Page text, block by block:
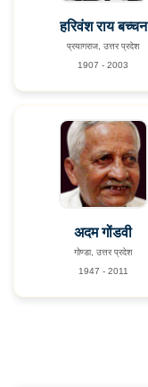
हरिवंश राय बच्चन
प्रयागराज, उत्तर प्रदेश
1907 - 2003
अदम गोंडवी
गोण्डा, उत्तर प्रदेश
1947 - 2011